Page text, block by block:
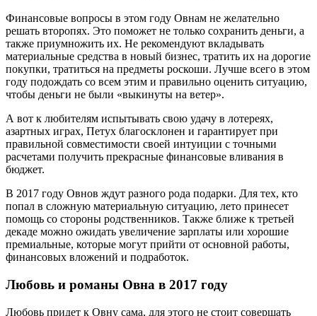
Финансовые вопросы в этом году Овнам не желательно
решать второпях. Это поможет не только сохранить деньги, а
также приумножить их. Не рекомендуют вкладывать
материальные средства в новый бизнес, тратить их на дорогие
покупки, тратиться на предметы роскоши. Лучше всего в этом
году подождать со всем этим и правильно оценить ситуацию,
чтобы деньги не были «выкинуты на ветер».
А вот к любителям испытывать свою удачу в лотереях,
азартных играх, Петух благосклонен и гарантирует при
правильной совместимости своей интуиции с точными
расчетами получить прекрасные финансовые вливания в
бюджет.
В 2017 году Овнов ждут разного рода подарки. Для тех, кто
попал в сложную материальную ситуацию, лето принесет
помощь со стороны родственников. Также ближе к третьей
декаде можно ожидать увеличение зарплаты или хорошие
премиальные, которые могут прийти от основной работы,
финансовых вложений и подработок.
Любовь и романы Овна в 2017 году
Любовь придет к Овну сама, для этого не стоит совершать